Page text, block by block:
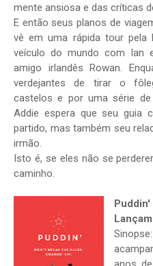
mente ansiosa e das críticas
E então seus planos de
vê em uma rápida tour pela
veículo do mundo com Ian
amigo irlandês Rowan.
verdejantes de tirar o
castelos e por uma série
Addie espera que seu guia
partido, mas também seu
irmão.
Isto é, se eles não se
caminho.